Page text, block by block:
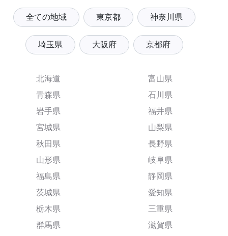
全ての地域 東京都 神奈川県
埼玉県 大阪府 京都府
北海道
青森県
岩手県
宮城県
秋田県
山形県
福島県
茨城県
栃木県
群馬県
富山県
石川県
福井県
山梨県
長野県
岐阜県
静岡県
愛知県
三重県
滋賀県